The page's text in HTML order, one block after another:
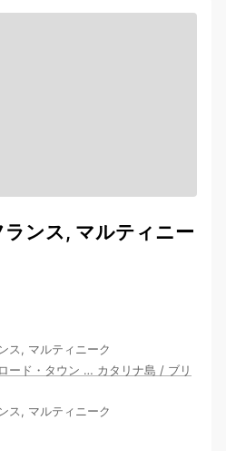
ンス, マルティニー
ス, マルティニーク
ロード・タウン … カタリナ島 / ブリ
ス, マルティニーク